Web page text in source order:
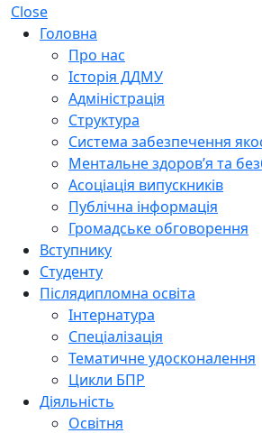
Close
Головна
Про нас
Історія ДДМУ
Адміністрація
Структура
Система забезпечення
Ментальне здоров’я та
Асоціація випускників
Публічна інформація
Громадське обговорення
Вступнику
Студенту
Післядипломна освіта
Інтернатура
Спеціалізація
Тематичне удосконалення
Цикли БПР
Діяльність
Освітня